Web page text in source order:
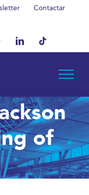
Contactar
LinkedInTiktok
of